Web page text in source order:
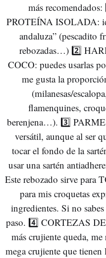
más
PROTEÍNA ISOLADA:
andaluza” (pescadito
rebozadas…) 2️⃣
COCO: puedes usarlas
me gusta la
(milanesas/
flamenquines,
berenjena…). 3️⃣
versátil, aunque al ser
tocar el fondo de la
usar una sartén
Este rebozado sirve para
para mis croquetas
ingredientes. Si no
paso. 4️⃣ CORTEZAS
más crujiente queda, me
mega crujiente que